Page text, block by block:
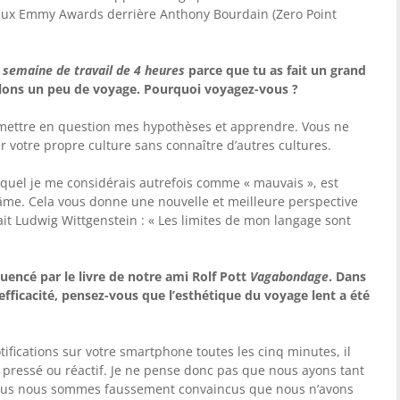
Emmy Awards derrière Anthony Bourdain (Zero Point
semaine de travail de 4 heures parce que tu as fait un grand
un peu de voyage. Pourquoi voyagez-vous ?
en question mes hypothèses et apprendre. Vous ne
votre propre culture sans connaître d’autres cultures.
je me considérais autrefois comme « mauvais », est
Cela vous donne une nouvelle et meilleure perspective
Ludwig Wittgenstein : « Les limites de mon langage sont
par le livre de notre ami Rolf Pott Vagabondage. Dans
pensez-vous que l’esthétique du voyage lent a été
sur votre smartphone toutes les cinq minutes, il
ou réactif. Je ne pense donc pas que nous ayons tant
nous sommes faussement convaincus que nous n’avons